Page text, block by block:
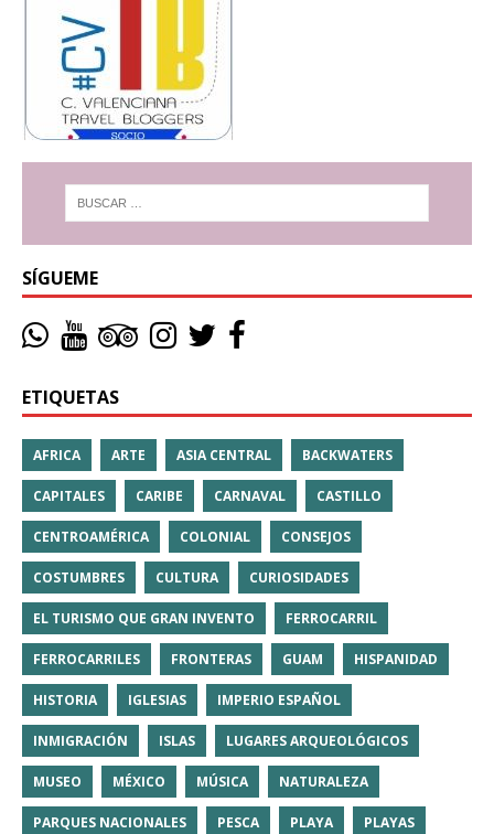
SÍGUEME
ETIQUETAS
AFRICA ARTE ASIA CENTRAL BACKWATERS
CAPITALES CARIBE CARNAVAL CASTILLO
CENTROAMÉRICA COLONIAL CONSEJOS
COSTUMBRES CULTURA CURIOSIDADES
EL TURISMO QUE GRAN INVENTO FERROCARRIL
FERROCARRILES FRONTERAS GUAM HISPANIDAD
HISTORIA IGLESIAS IMPERIO ESPAÑOL
INMIGRACIÓN ISLAS LUGARES ARQUEOLÓGICOS
MUSEO MÉXICO MÚSICA NATURALEZA
PARQUES NACIONALES PESCA PLAYA PLAYAS